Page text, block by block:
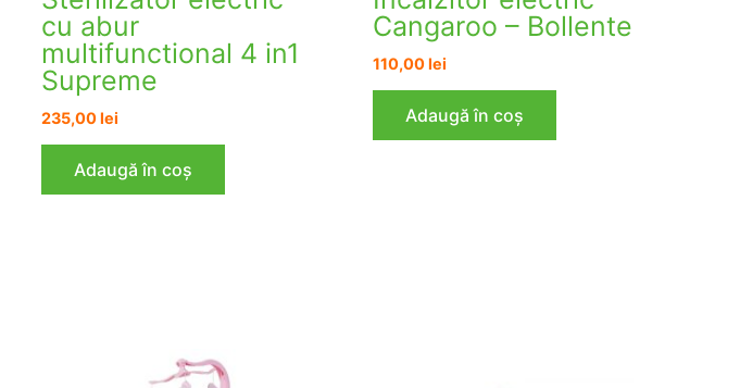
cu abur
multifunctional 4 in1
Supreme
235,00lei
Adaugă în coș
Cangaroo – Bollente
110,00lei
Adaugă în coș